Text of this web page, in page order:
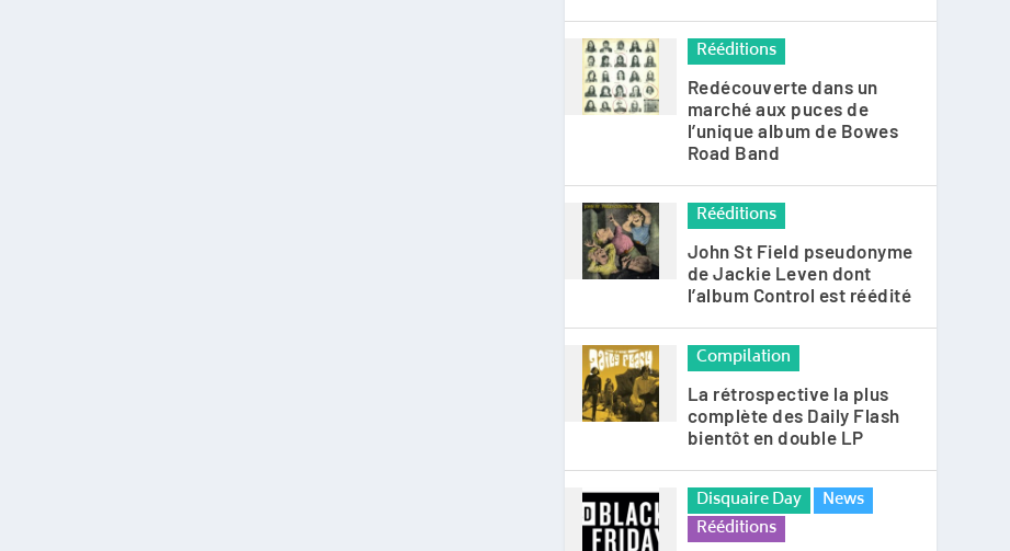
Rééditions
Redécouverte dans un
marché aux puces de
l’unique album de Bowes
Road Band
Rééditions
John St Field pseudonyme
de Jackie Leven dont
l’album Control est réédité
Compilation
La rétrospective la plus
complète des Daily Flash
bientôt en double LP
Disquaire Day
News
Rééditions